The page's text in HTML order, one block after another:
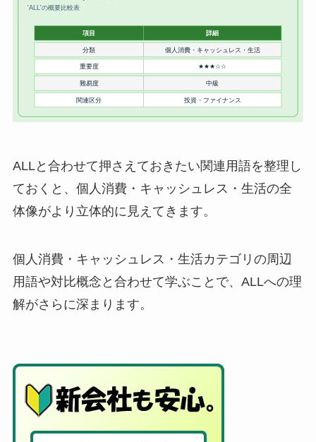
ALLと合わせて押さえておきたい関連用語を整理し
ておくと、個人消費・キャッシュレス・生活の全
体像がより立体的に見えてきます。
個人消費・キャッシュレス・生活カテゴリの周辺
用語や対比概念と合わせて学ぶことで、ALLへの理
解がさらに深まります。